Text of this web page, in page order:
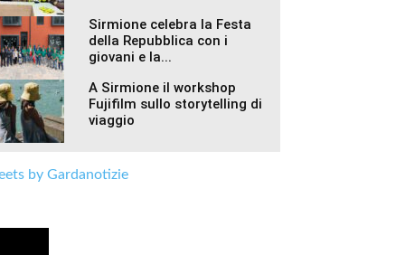
Sirmione celebra la Festa
della Repubblica con i
giovani e la...
A Sirmione il workshop
Fujifilm sullo storytelling di
viaggio
by Gardanotizie